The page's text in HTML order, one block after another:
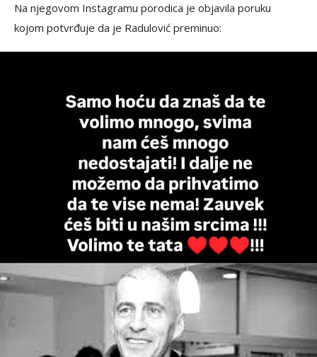
Na njegovom Instagramu porodica je objavila poruku
kojom potvrđuje da je Radulović preminuo: